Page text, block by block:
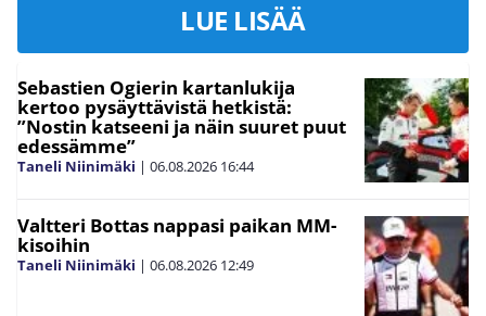
LUE LISÄÄ
Sebastien Ogierin kartanlukija
kertoo pysäyttävistä hetkistä:
”Nostin katseeni ja näin suuret puut
edessämme”
Taneli Niinimäki | 06.08.2026 16:44
Valtteri Bottas nappasi paikan MM-
kisoihin
Taneli Niinimäki | 06.08.2026 12:49